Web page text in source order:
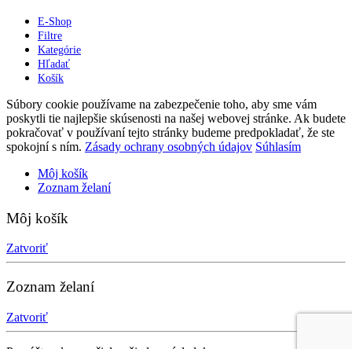
E-Shop
Filtre
Kategórie
Hľadať
Košík
Súbory cookie používame na zabezpečenie toho, aby sme vám
poskytli tie najlepšie skúsenosti na našej webovej stránke. Ak budete
pokračovať v používaní tejto stránky budeme predpokladať, že ste
spokojní s ním. Zásady ochrany osobných údajov Súhlasím
Môj košík
Zoznam želaní
Môj košík
Zatvoriť
Zoznam želaní
Zatvoriť